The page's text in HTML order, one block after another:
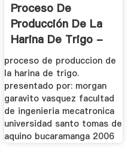
Proceso De
Producción De La
Harina De Trigo -
Scribd
proceso de produccion de
la harina de trigo.
presentado por: morgan
garavito vasquez facultad
de ingenieria mecatronica
universidad santo tomas de
aquino bucaramanga 2006